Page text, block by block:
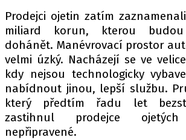
ČEŠI V AKCI
FIA CEZ & POHÁRY
MEZINÁRODNÍ SCÉNA
SLEDUJTE NÁS NA|
Máte příběh, fotku nebo
Prodejci ojetin zatím
miliard korun, kterou
dohánět. Manévrovací prostor
velmi úzký. Nacházejí se ve
kdy nejsou technologicky
nabídnout jinou, lepší službu.
který předtím řadu let
zastihnul prodejce
nepřipravené.